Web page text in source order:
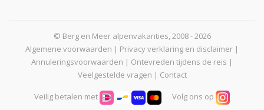
© Berg en Meer alpenvakanties, 2008 - 2026
Algemene voorwaarden | Privacy verklaring en disclaimer |
Annuleringsvoorwaarden | Ontevreden tijdens de reis |
Veelgestelde vragen | Contact
Veilig betalen met Volg ons op